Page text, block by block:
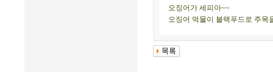
오징어가 세피아~~
오징어 먹물이 블랙푸드로 주목